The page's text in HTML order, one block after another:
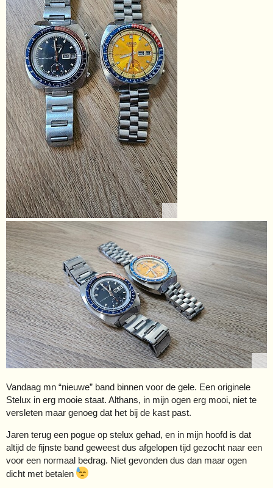
Vandaag mn “nieuwe” band binnen voor de gele. Een originele
Stelux in erg mooie staat. Althans, in mijn ogen erg mooi, niet te
versleten maar genoeg dat het bij de kast past.
Jaren terug een pogue op stelux gehad, en in mijn hoofd is dat
altijd de fijnste band geweest dus afgelopen tijd gezocht naar een
voor een normaal bedrag. Niet gevonden dus dan maar ogen
dicht met betalen